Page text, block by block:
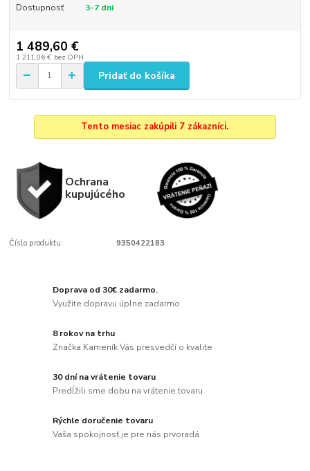
Dostupnosť 3-7 dni
1 489,60 €
1 211,06 € bez DPH
Pridať do košíka
Tento mesiac zakúpili 7 zákazníci.
Ochrana
kupujúcého
Číslo produktu: 9350422183
Doprava od 30€ zadarmo.
Využite dopravu úplne zadarmo
8 rokov na trhu
Značka Kameník Vás presvedčí o kvalite
30 dní na vrátenie tovaru
Predĺžili sme dobu na vrátenie tovaru
Rýchle doručenie tovaru
Vaša spokojnosť je pre nás prvoradá